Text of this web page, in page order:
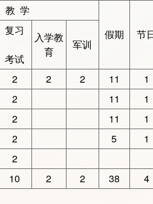
教 学
假期
节
复习
考试
入学教
育
军训
2 2 2 11 1
2 11 1
2 11 1
2 5 1
2
10 2 2 38 4